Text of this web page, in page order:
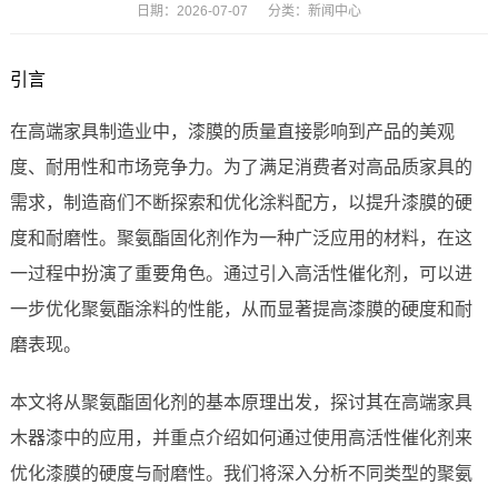
日期：2026-07-07 分类： 新闻中心
引言
在高端家具制造业中，漆膜的质量直接影响到产品的美观
度、耐用性和市场竞争力。为了满足消费者对高品质家具的
需求，制造商们不断探索和优化涂料配方，以提升漆膜的硬
度和耐磨性。聚氨酯固化剂作为一种广泛应用的材料，在这
一过程中扮演了重要角色。通过引入高活性催化剂，可以进
一步优化聚氨酯涂料的性能，从而显著提高漆膜的硬度和耐
磨表现。
本文将从聚氨酯固化剂的基本原理出发，探讨其在高端家具
木器漆中的应用，并重点介绍如何通过使用高活性催化剂来
优化漆膜的硬度与耐磨性。我们将深入分析不同类型的聚氨